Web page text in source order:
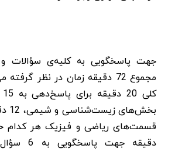
جهت پاسخگویی به کلیه‌ی سؤالات و
مجموع 72 دقیقه زمان در نظر
دقیقه جهت